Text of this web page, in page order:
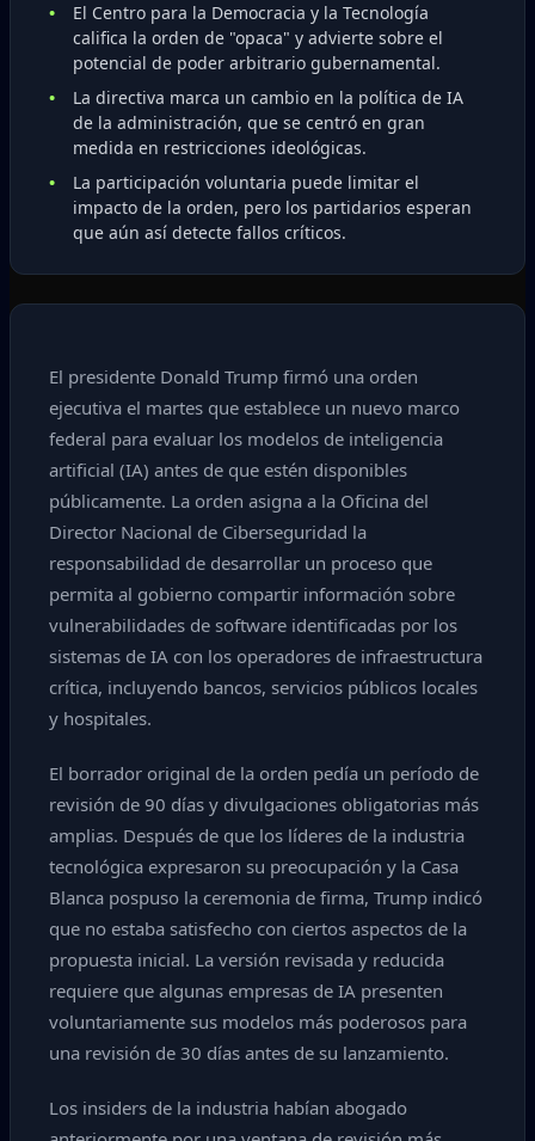
El Centro para la Democracia y la Tecnología
califica la orden de "opaca" y advierte sobre el
potencial de poder arbitrario gubernamental.
La directiva marca un cambio en la política de IA
de la administración, que se centró en gran
medida en restricciones ideológicas.
La participación voluntaria puede limitar el
impacto de la orden, pero los partidarios esperan
que aún así detecte fallos críticos.
El presidente Donald Trump firmó una orden
ejecutiva el martes que establece un nuevo marco
federal para evaluar los modelos de inteligencia
artificial (IA) antes de que estén disponibles
públicamente. La orden asigna a la Oficina del
Director Nacional de Ciberseguridad la
responsabilidad de desarrollar un proceso que
permita al gobierno compartir información sobre
vulnerabilidades de software identificadas por los
sistemas de IA con los operadores de infraestructura
crítica, incluyendo bancos, servicios públicos locales
y hospitales.
El borrador original de la orden pedía un período de
revisión de 90 días y divulgaciones obligatorias más
amplias. Después de que los líderes de la industria
tecnológica expresaron su preocupación y la Casa
Blanca pospuso la ceremonia de firma, Trump indicó
que no estaba satisfecho con ciertos aspectos de la
propuesta inicial. La versión revisada y reducida
requiere que algunas empresas de IA presenten
voluntariamente sus modelos más poderosos para
una revisión de 30 días antes de su lanzamiento.
Los insiders de la industria habían abogado